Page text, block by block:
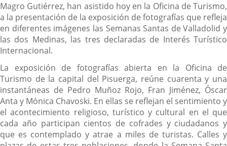
Magro Gutiérrez, han asistido hoy en la Oficina de Turismo,
a la presentación de la exposición de fotografías que refleja
en diferentes imágenes las Semanas Santas de Valladolid y
las dos Medinas, las tres declaradas de Interés Turístico
Internacional.
La exposición de fotografías abierta en la Oficina de
Turismo de la capital del Pisuerga, reúne cuarenta y una
instantáneas de Pedro Muñoz Rojo, Fran Jiménez, Óscar
Anta y Mónica Chavoski. En ellas se reflejan el sentimiento y
el acontecimiento religioso, turístico y cultural en el que
cada año participan cientos de cofrades y ciudadanos y
que es contemplado y atrae a miles de turistas. Calles y